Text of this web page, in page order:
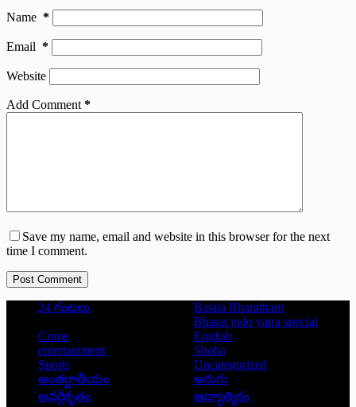
Name *
Email *
Website
Add Comment *
Save my name, email and website in this browser for the next
time I comment.
Post Comment
24 గంటలు
Balala Bharatham
Bharat jodo yatra special
Crime
English
entertainment
Shoba
Sports
Uncategorized
అంతర్జాతీయం
అరుగు
అవర్గీకృతం
ఆద్యాత్మికం